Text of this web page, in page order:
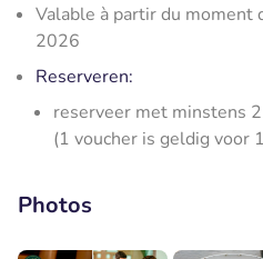
Valable à partir du moment
2026
Reserveren:
reserveer met minstens
(1 voucher is geldig voor
Photos